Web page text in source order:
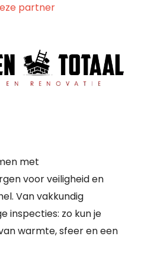
partner
met
voor veiligheid en
Van vakkundig
inspecties: zo kun je
warmte, sfeer en een